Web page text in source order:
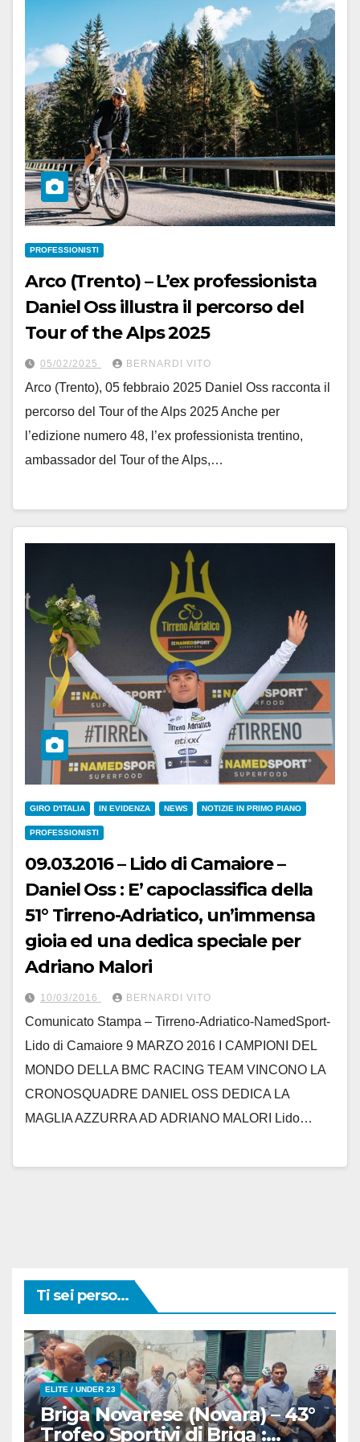
PROFESSIONISTI
Arco (Trento) – L’ex professionista
Daniel Oss illustra il percorso del
Tour of the Alps 2025
05/02/2025 BERNARDI VITO
Arco (Trento), 05 febbraio 2025 Daniel Oss racconta il
percorso del Tour of the Alps 2025 Anche per
l’edizione numero 48, l’ex professionista trentino,
ambassador del Tour of the Alps,…
GIRO D'ITALIA IN EVIDENZA NEWS NOTIZIE IN PRIMO PIANO
PROFESSIONISTI
09.03.2016 – Lido di Camaiore –
Daniel Oss : E’ capoclassifica della
51° Tirreno-Adriatico, un’immensa
gioia ed una dedica speciale per
Adriano Malori
10/03/2016 BERNARDI VITO
Comunicato Stampa – Tirreno-Adriatico-NamedSport-
Lido di Camaiore 9 MARZO 2016 I CAMPIONI DEL
MONDO DELLA BMC RACING TEAM VINCONO LA
CRONOSQUADRE DANIEL OSS DEDICA LA
MAGLIA AZZURRA AD ADRIANO MALORI Lido…
Ti sei perso...
ELITE / UNDER 23
Briga Novarese (Novara) – 43°
Trofeo Sportivi di Briga :